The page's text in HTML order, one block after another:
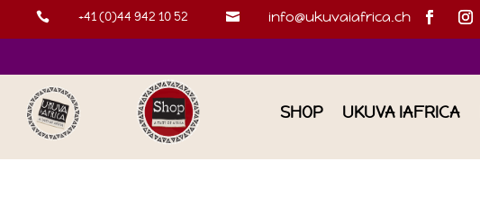
 +41 (0)44 942 10 52  info@ukuvaiafrica.ch
SHOP UKUVA IAFRICA